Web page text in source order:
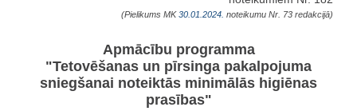
(Pielikums MK30.01.2024. noteikumu Nr. 73 redakcijā)
Apmācību programma
"Tetovēšanas un pīrsinga pakalpojuma
sniegšanai noteiktās minimālās higiēnas
prasības"